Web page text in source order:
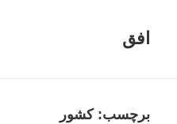
افق
برچسب:كشور